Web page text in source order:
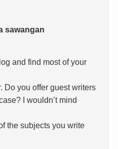
sawangan
and find most of your
Do you offer guest writers
I wouldn’t mind
the subjects you write